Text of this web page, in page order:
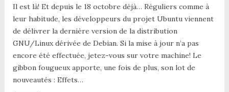
Il est là! Et depuis le 18 octobre déjà… Réguliers comme à
leur habitude, les développeurs du projet Ubuntu viennent
de délivrer la dernière version de la distribution
GNU/Linux dérivée de Debian. Si la mise à jour n’a pas
encore été effectuée, jetez-vous sur votre machine! Le
gibbon fougueux apporte, une fois de plus, son lot de
nouveautés : Effets…